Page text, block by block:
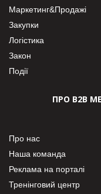
Маркетинг&Продажі
Закупки
Логістика
Закон
Події
ПРО В2В
Про нас
Наша команда
Реклама на порталі
Тренінговий центр